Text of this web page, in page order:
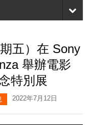
五）在 Sony
舉辦電影
特別展
2022年7月12日